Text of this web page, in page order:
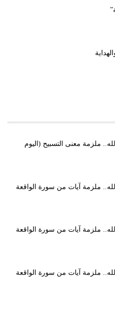
ملزمة معنى التسبيح (اليوم
ملزمة آيات من سورة الواقعة
ملزمة آيات من سورة الواقعة
ملزمة آيات من سورة الواقعة